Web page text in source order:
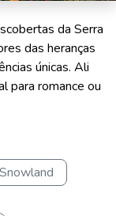
da Serra
das heranças
únicas. Ali
para romance ou
Snowland